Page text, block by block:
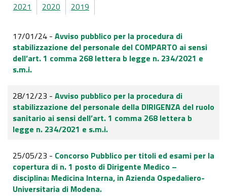
2021
2020 2019
17/01/24 - Avviso pubblico per la procedura di
stabilizzazione del personale del COMPARTO ai sensi
dell’art. 1 comma 268 lettera b legge n. 234/2021 e
s.m.i.
28/12/23 - Avviso pubblico per la procedura di
stabilizzazione del personale della DIRIGENZA del ruolo
sanitario ai sensi dell’art. 1 comma 268 lettera b
legge n. 234/2021 e s.m.i.
25/05/23 - Concorso Pubblico per titoli ed esami per la
copertura di n. 1 posto di Dirigente Medico –
disciplina: Medicina Interna, in Azienda Ospedaliero-
Universitaria di Modena.